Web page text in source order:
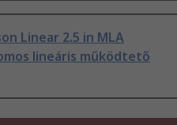
Linear 2.5 in MLA
lineáris működtető